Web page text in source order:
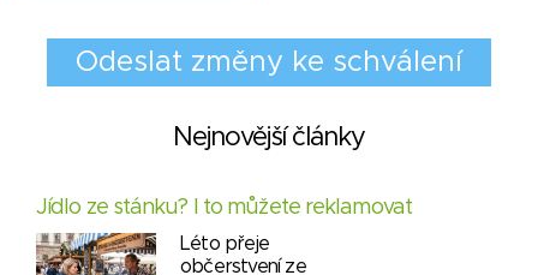
Nejnovější články
Jídlo ze stánku? I to můžete reklamovat
Léto přeje
občerstvení ze